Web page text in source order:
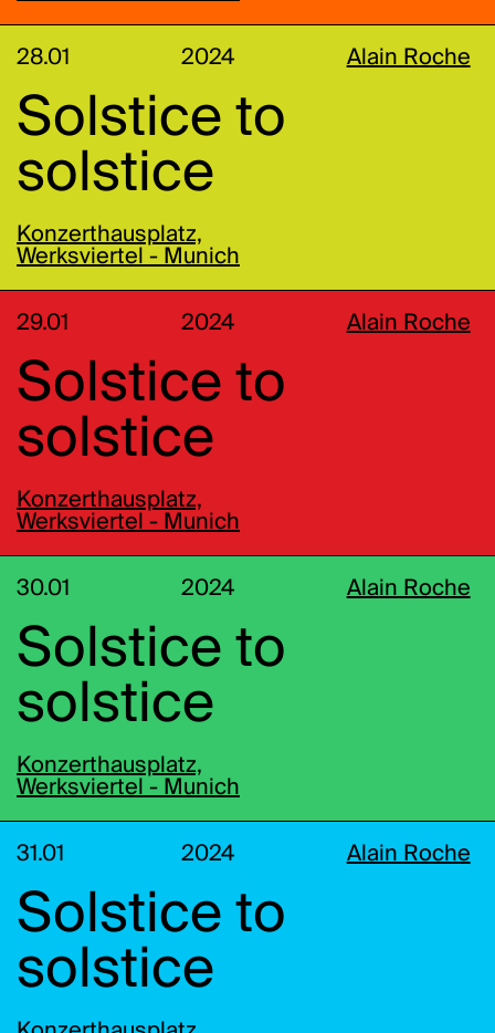
28.01 2024 Alain Roche
Solstice to
solstice
Konzerthausplatz,
Werksviertel - Munich
29.01 2024 Alain Roche
Solstice to
solstice
Konzerthausplatz,
Werksviertel - Munich
30.01 2024 Alain Roche
Solstice to
solstice
Konzerthausplatz,
Werksviertel - Munich
31.01 2024 Alain Roche
Solstice to
solstice